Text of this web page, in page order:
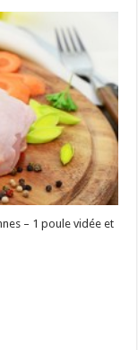
– 1 poule vidée et